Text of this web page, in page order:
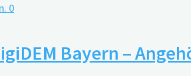
0
Bayern –